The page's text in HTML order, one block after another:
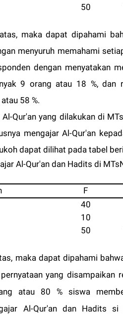
50
maka dapat dipahami
menyuruh memahami
dengan menyatakan
9 orang atau 18 %, dan
58 %.
Qur'an yang dilakukan di
mengajar Al-Qur'an
dapat dilihat pada tabel
Al-Qur'an dan Hadits di
F
40
10
50
maka dapat dipahami
yang disampaikan
atau 80 % siswa
Al-Qur'an dan Hadits